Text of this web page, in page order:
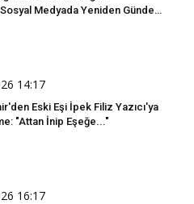
Medyada Yeniden Gündem
14:17
Eski Eşi İpek Filiz Yazıcı'ya
"Attan İnip Eşeğe..."
16:17